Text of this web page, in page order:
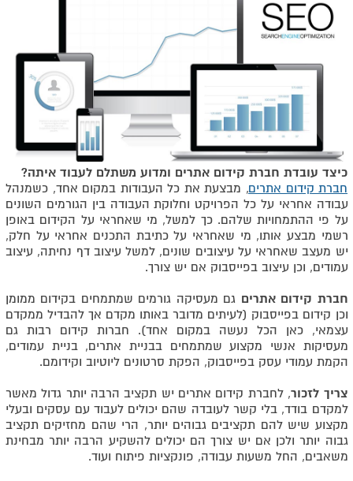
כיצד עובדת חברת קידום אתרים ומדוע משתלם לעבוד איתה?
חברת קידום אתרים, מבצעת את כל העבודות במקום אחד, כשמנהל
עבודה אחראי על כל הפרויקט וחלוקת העבודה בין הגורמים השונים
על פי ההתמחויות שלהם. כך למשל, מי שאחראי על הקידום באופן
רשמי מבצע אותו, מי שאחראי על כתיבת התכנים אחראי על חלק,
יש מעצב שאחראי על עיצובים שונים, למשל עיצוב דף נחיתה, עיצוב
עמודים, וכן עיצוב בפייסבוק אם יש צורך.
חברת קידום אתרים גם מעסיקה גורמים שמתמחים בקידום ממומן
וכן קידום בפייסבוק (לעיתים מדובר באותו מקדם אך להבדיל ממקדם
עצמאי, כאן הכל נעשה במקום אחד). חברות קידום רבות גם
מעסיקות אנשי מקצוע שמתמחים בבניית אתרים, בניית עמודים,
הקמת עמודי עסק בפייסבוק, הפקת סרטונים ליוטיוב וקידומם.
צריך לזכור, לחברת קידום אתרים יש תקציב הרבה יותר גדול מאשר
למקדם בודד, בלי קשר לעובדה שהם יכולים לעבוד עם עסקים ובעלי
מקצוע שיש להם תקציבים גבוהים יותר, הרי שהם מחזיקים תקציב
גבוה יותר ולכן אם יש צורך הם יכולים להשקיע הרבה יותר מבחינת
משאבים, החל משעות עבודה, פונקציות פיתוח ועוד.